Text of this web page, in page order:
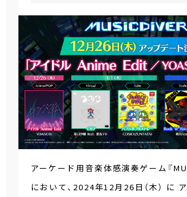
アーケード用音楽体感演奏ゲーム『
において、2024年12月26日（木） に